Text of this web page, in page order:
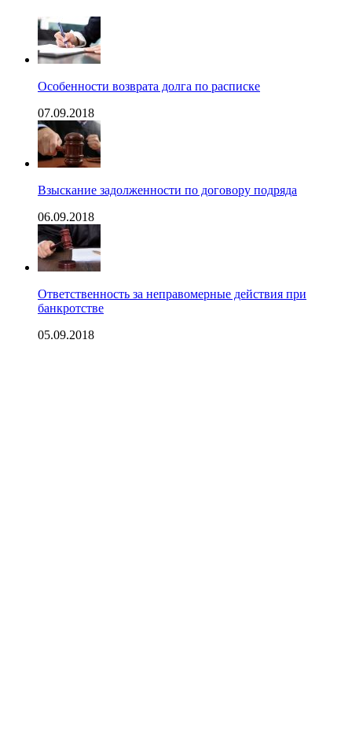
Особенности возврата долга по расписке
07.09.2018
Взыскание задолженности по договору подряда
06.09.2018
Ответственность за неправомерные действия при
банкротстве
05.09.2018